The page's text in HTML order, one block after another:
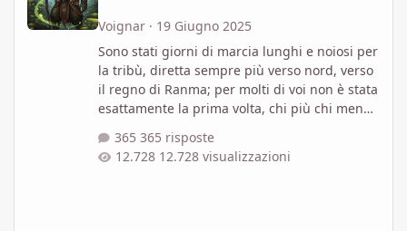
Voignar· 19 Giugno 2025
Sono stati giorni di marcia lunghi e noiosi per
la tribù, diretta sempre più verso nord, verso
il regno di Ranma; per molti di voi non è stata
esattamente la prima volta, chi più chi meno
nel regno degli umani, così come verso le
roccaforti dei nani, oltre a farvi valere nelle
365 risposte
12.728 visualizzazioni